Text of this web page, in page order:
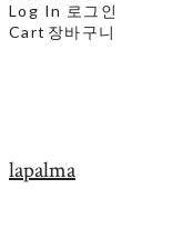
Log In 로그인
Cart 장바구니
lapalma